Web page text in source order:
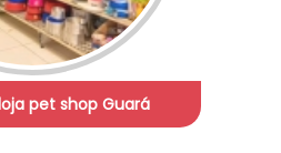
pet shop Guará